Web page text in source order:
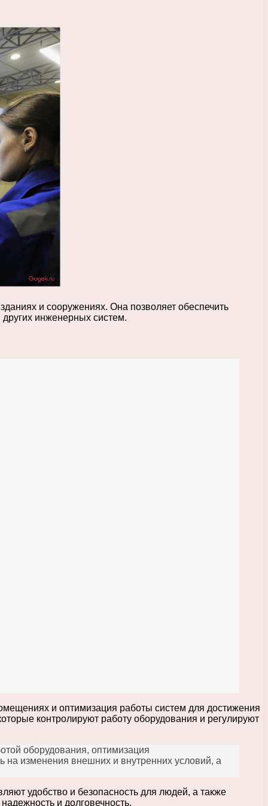
и сооружениях. Она позволяет обеспечить
инженерных систем.
и оптимизация работы систем для достижения
контролируют работу оборудования и регулируют
оборудования, оптимизация
на изменения внешних и внутренних условий, а
удобство и безопасность для людей, а также
и долговечность.